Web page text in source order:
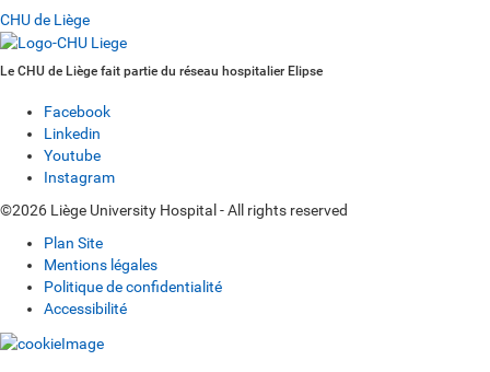
CHU de Liège
Le CHU de Liège fait partie du réseau hospitalier Elipse
Facebook
Linkedin
Youtube
Instagram
©2026 Liège University Hospital - All rights reserved
Plan Site
Mentions légales
Politique de confidentialité
Accessibilité